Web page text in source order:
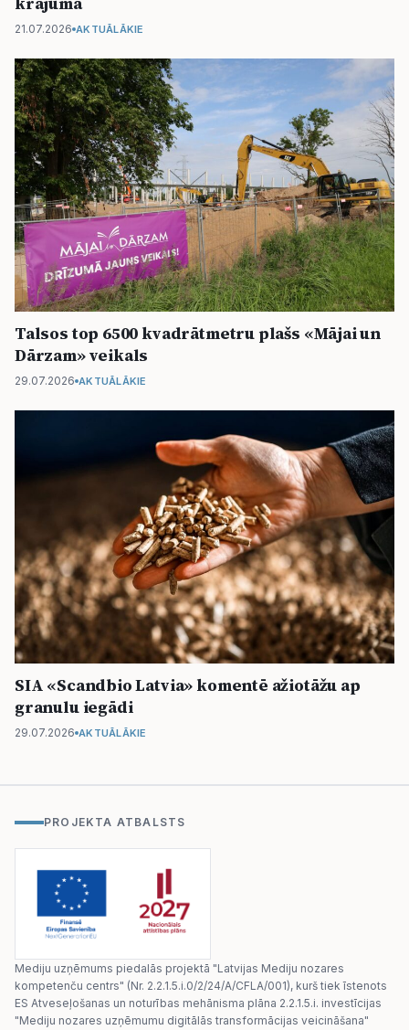
21.07.2026 AKTUĀLĀKIE
Talsos top 6500 kvadrātmetru plašs «Mājai un
Dārzam» veikals
29.07.2026 AKTUĀLĀKIE
SIA «Scandbio Latvia» komentē ažiotāžu ap
granulu iegādi
29.07.2026 AKTUĀLĀKIE
PROJEKTA ATBALSTS
Mediju uzņēmums piedalās projektā "Latvijas Mediju nozares
kompetenču centrs" (Nr. 2.2.1.5.i.0/2/24/A/CFLA/001), kurš tiek īstenots
ES Atveseļošanas un noturības mehānisma plāna 2.2.1.5.i. investīcijas
"Mediju nozares uzņēmumu digitālās transformācijas veicināšana"